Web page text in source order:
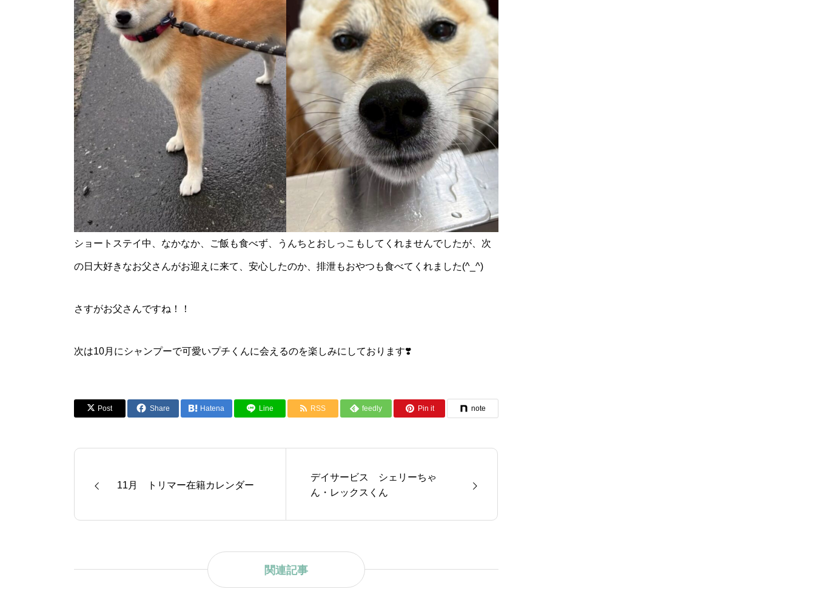
ショートステイ中、なかなか、ご飯も食べず、うんちとおしっこもしてくれませんでしたが、次
の日大好きなお父さんがお迎えに来て、安心したのか、排泄もおやつも食べてくれました(^_^)
さすがお父さんですね！！
次は10月にシャンプーで可愛いプチくんに会えるのを楽しみにしております❣️
Post Share Hatena Line RSS feedly Pin it note
11月 トリマー在籍カレンダー
デイサービス シェリーちゃ
ん・レックスくん
関連記事